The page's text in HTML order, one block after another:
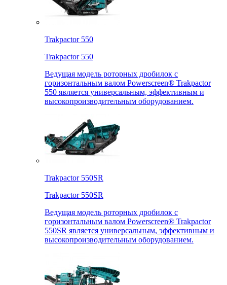
Trakpactor 550
Trakpactor 550
Ведущая модель роторных дробилок с
горизонтальным валом Powerscreen® Trakpactor
550 является универсальным, эффективным и
высокопроизводительным оборудованием.
Trakpactor 550SR
Trakpactor 550SR
Ведущая модель роторных дробилок с
горизонтальным валом Powerscreen® Trakpactor
550SR является универсальным, эффективным и
высокопроизводительным оборудованием.